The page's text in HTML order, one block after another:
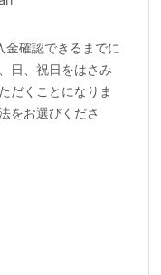
金確認できるまでに
日、祝日をはさみ
だくことになりま
をお選びくださ